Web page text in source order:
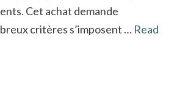
Cet achat demande
critères s’imposent … Read